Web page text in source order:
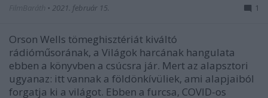
• 2021. február 15. 1
Orson Wells tömeghisztériát kiváltó
rádióműsorának, a Világok harcának hangulata
ebben a könyvben a csúcsra jár. Mert az alapsztori
ugyanaz: itt vannak a földönkívüliek, ami alapjaiból
forgatja ki a világot. Ebben a furcsa, COVID-os